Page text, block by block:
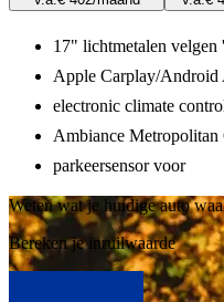
17" lichtmetalen velgen
Apple Carplay/Android
electronic climate
Ambiance
parkeersensor voor
Weten wat je huidige auto
Bereken je inruilwaarde